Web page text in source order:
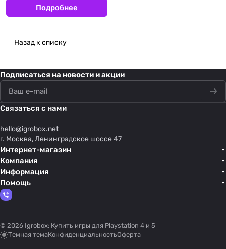
Подробнее
Назад к списку
Подписаться на новости и акции
Связаться с нами
hello@igrobox.net
г. Москва, Ленинградское шоссе 47
Интернет-магазин
Компания
Информация
Помощь
© 2026 Igrobox: Купить игры для Playstation 4 и 5
Темная темаКонфиденциальностьОферта